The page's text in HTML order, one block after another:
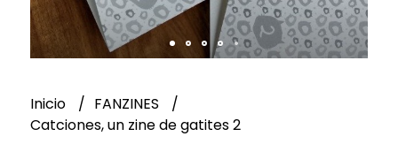
Inicio
FANZINES
Catciones, un zine de gatites 2